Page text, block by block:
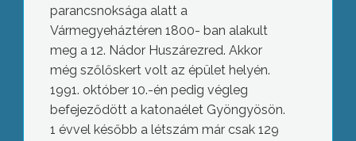
parancsnoksága alatt a
Vármegyeháztéren 1800- ban alakult
meg a 12. Nádor Huszárezred. Akkor
még szőlőskert volt az épület helyén.
1991. október 10.-én pedig végleg
befejeződött a katonaélet Gyöngyösön.
1 évvel később a létszám már csak 129